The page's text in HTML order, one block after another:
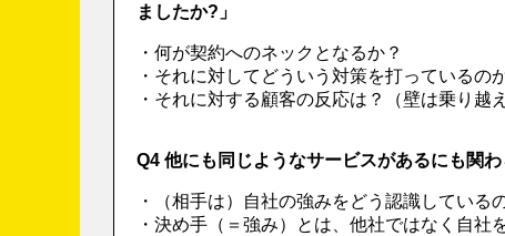
ましたか?」
・何が契約へのネックとなるか？
・それに対してどういう対策を打っているの
・それに対する顧客の反応は？（壁は乗り越
Q4 他にも同じようなサービスがあるにも関
・（相手は）自社の強みをどう認識している
・決め手（＝強み）とは、他社ではなく自